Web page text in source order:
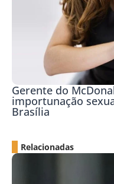
Gerente do
importunação
Brasília
Relacionadas